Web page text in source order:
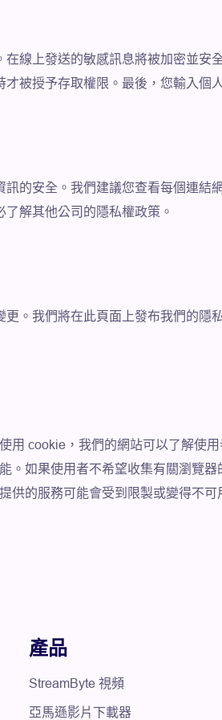
線上發送的敏感訊息將被加密並
被授予存取權限。最後，您輸入個
的安全。我們建議您查看每個連
解其他公司的隱私權政策。
。我們將在此頁面上發布我們的
用 cookie，我們的網站可以了解使
。如果使用者不希望收集有關瀏覽
供的服務可能會受到限製或變得不可
產品
StreamByte 視頻
亞馬遜影片下載器